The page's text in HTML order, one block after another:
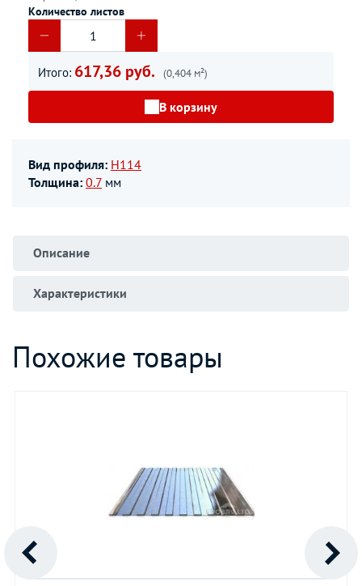
Количество листов
Итого: 617,36 руб. (0,404 м²)
В корзину
Вид профиля: H114
Толщина: 0.7 мм
Описание
Характеристики
Похожие товары